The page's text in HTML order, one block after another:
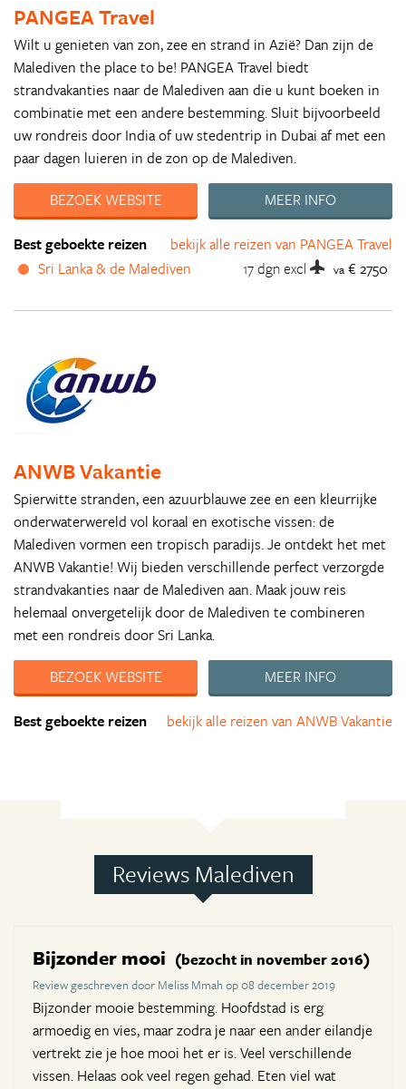
PANGEA Travel
Wilt u genieten van zon, zee en strand in Azië? Dan zijn de
Malediven the place to be! PANGEA Travel biedt
strandvakanties naar de Malediven aan die u kunt boeken in
combinatie met een andere bestemming. Sluit bijvoorbeeld
uw rondreis door India of uw stedentrip in Dubai af met een
paar dagen luieren in de zon op de Malediven.
BEZOEK WEBSITE
MEER INFO
bekijk alle reizen van PANGEA Travel
Best geboekte reizen
Sri Lanka & de Malediven
17 dgnexcl va € 2750
ANWB Vakantie
Spierwitte stranden, een azuurblauwe zee en een kleurrijke
onderwaterwereld vol koraal en exotische vissen: de
Malediven vormen een tropisch paradijs. Je ontdekt het met
ANWB Vakantie! Wij bieden verschillende perfect verzorgde
strandvakanties naar de Malediven aan. Maak jouw reis
helemaal onvergetelijk door de Malediven te combineren
met een rondreis door Sri Lanka.
BEZOEK WEBSITE
MEER INFO
bekijk alle reizen van ANWB Vakantie
Best geboekte reizen
Reviews Malediven
Bijzonder mooi (bezocht in november 2016)
Review geschreven door Meliss Mmah op 08 december 2019
Bijzonder mooie bestemming. Hoofdstad is erg
armoedig en vies, maar zodra je naar een ander eilandje
vertrekt zie je hoe mooi het er is. Veel verschillende
vissen. Helaas ook veel regen gehad. Eten viel wat